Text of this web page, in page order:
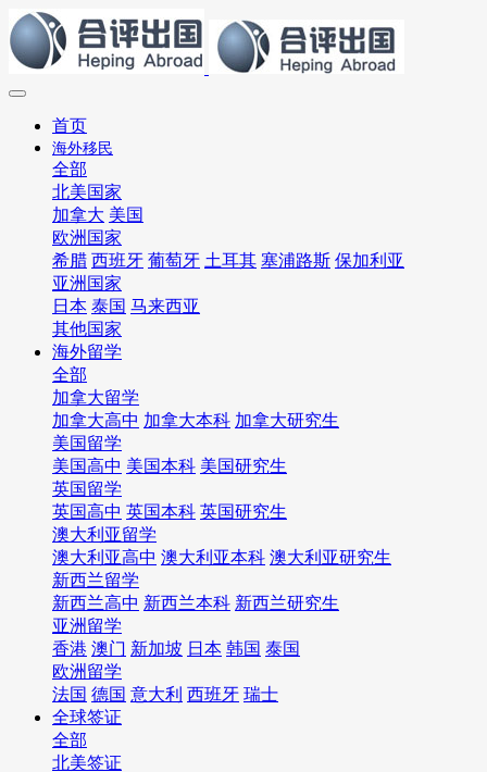
首页
海外移民
全部
北美国家
加拿大 美国
欧洲国家
希腊 西班牙 葡萄牙 土耳其 塞浦路斯 保加利亚
亚洲国家
日本 泰国 马来西亚
其他国家
海外留学
全部
加拿大留学
加拿大高中 加拿大本科 加拿大研究生
美国留学
美国高中 美国本科 美国研究生
英国留学
英国高中 英国本科 英国研究生
澳大利亚留学
澳大利亚高中 澳大利亚本科 澳大利亚研究生
新西兰留学
新西兰高中 新西兰本科 新西兰研究生
亚洲留学
香港 澳门 新加坡 日本 韩国 泰国
欧洲留学
法国 德国 意大利 西班牙 瑞士
全球签证
全部
北美签证